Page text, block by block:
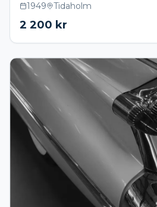
1949 Tidaholm
2 200 kr